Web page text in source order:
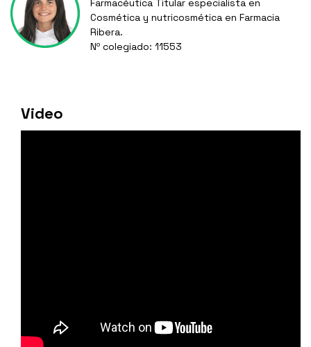
Farmacéutica Titular especialista en
Cosmética y nutricosmética en Farmacia
Ribera.
Nº colegiado: 11553
Video